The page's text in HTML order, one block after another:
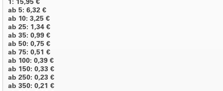
1: 15,95 €
ab 5: 6,32 €
ab 10: 3,25 €
ab 25: 1,34 €
ab 35: 0,99 €
ab 50: 0,75 €
ab 75: 0,51 €
ab 100: 0,39 €
ab 150: 0,33 €
ab 250: 0,23 €
ab 350: 0,21 €